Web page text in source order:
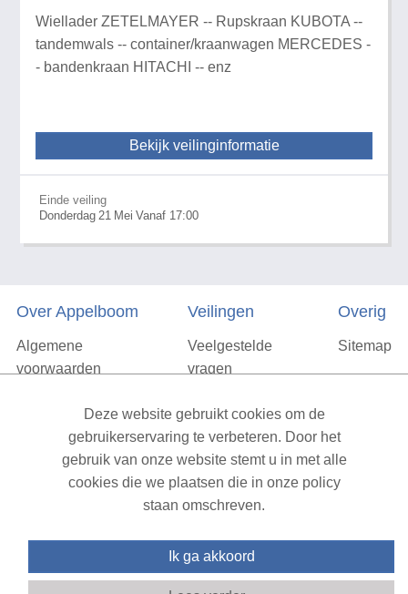
Wiellader ZETELMAYER -- Rupskraan KUBOTA --
tandemwals -- container/kraanwagen MERCEDES -
- bandenkraan HITACHI -- enz
Bekijk veilinginformatie
Einde veiling
Donderdag 21 Mei Vanaf 17:00
Over Appelboom
Algemene
voorwaarden
Vacatures
Contact
Veilingen
Veelgestelde
vragen
Overig
Sitemap
| All rights reserved v1.7.6 (NAD-WEB-2)
Deze website gebruikt cookies om de
gebruikerservaring te verbeteren. Door het
gebruik van onze website stemt u in met alle
cookies die we plaatsen die in onze policy
staan omschreven.
Ik ga akkoord